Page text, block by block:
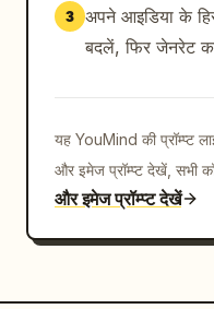
3 अपने आइडिया के
बदलें, फिर जेनरेट
यह YouMind की प्रॉम्प्ट
और इमेज प्रॉम्प्ट देखें, सभी
और इमेज प्रॉम्प्ट देखें